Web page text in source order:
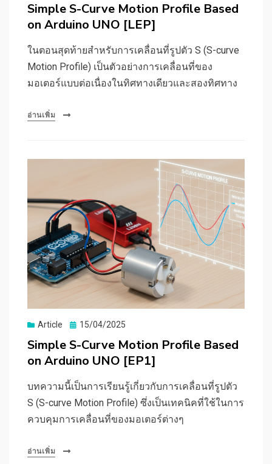
Simple S-Curve Motion Profile Based
on Arduino UNO [LEP]
ในตอนสุดท้ายสำหรับการเคลื่อนที่รูปตัว S (S-curve
Motion Profile) เป็นตัวอย่างการเคลื่อนที่ของ
มอเตอร์แบบต่อเนื่องในทิศทางเดียวและสองทิศทาง
อ่านเพิ่ม
Article
Posted
15/04/2025
Simple S-Curve Motion Profile Based
on Arduino UNO [EP1]
บทความนี้เป็นการเรียนรู้เกี่ยวกับการเคลื่อนที่รูปตัว
S (S-curve Motion Profile) ซึ่งเป็นเทคนิคที่ใช้ในการ
ควบคุมการเคลื่อนที่ของมอเตอร์ต่างๆ
อ่านเพิ่ม